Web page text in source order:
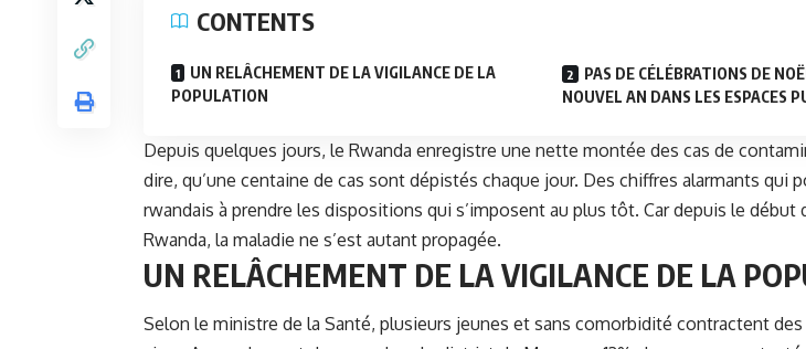
CONTENTS
UN RELÂCHEMENT DE LA VIGILANCE DE LA
POPULATION
PAS DE CÉLÉBRATIONS DE
NOUVEL AN DANS LES ESPACES
Depuis quelques jours, le Rwanda enregistre une nette montée des cas de
dire, qu’une centaine de cas sont dépistés chaque jour. Des chiffres alarmants qui
rwandais à prendre les dispositions qui s’imposent au plus tôt. Car depuis le début
Rwanda, la maladie ne s’est autant propagée.
UN RELÂCHEMENT DE LA VIGILANCE DE LA
Selon le ministre de la Santé, plusieurs jeunes et sans comorbidité contractent